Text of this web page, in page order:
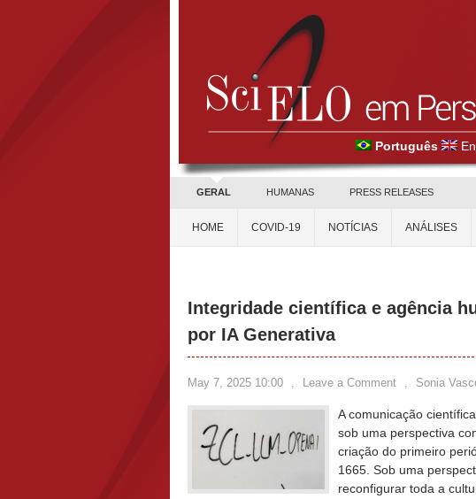
Português
GERAL HUMANAS PRESS RELEASES
HOME COVID-19 NOTÍCIAS ANÁLISES
Integridade científica e agência
por IA Generativa
May 7, 2025 10:00 , Leave a Comment , Sonia
A comunicação
sob uma perspectiva
criação do primeiro
1665. Sob uma
reconfigurar toda a